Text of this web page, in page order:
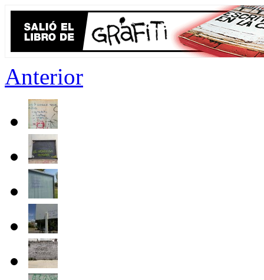
Anterior